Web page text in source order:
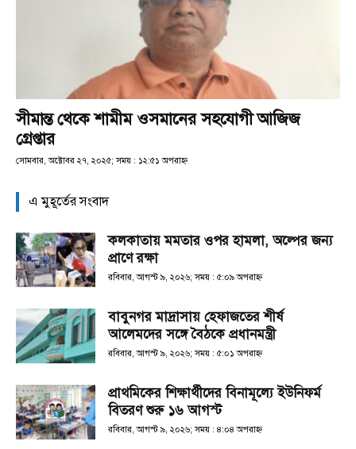
সীমান্ত থেকে শামীম ওসমানের সহযোগী আজিজ
গ্রেপ্তার
সোমবার, অক্টোবর ২৭, ২০২৫; সময় : ১২:৫১ অপরাহ্ণ
এ মুহূর্তের সংবাদ
কলকাতায় মমতার ওপর হামলা, অল্পের জন্য
প্রাণে রক্ষা
রবিবার, আগস্ট ৯, ২০২৬; সময় : ৫:০৯ অপরাহ্ণ
বাবুনগর মাদ্রাসায় হেফাজতের শীর্ষ
আলেমদের সঙ্গে বৈঠকে প্রধানমন্ত্রী
রবিবার, আগস্ট ৯, ২০২৬; সময় : ৫:০১ অপরাহ্ণ
প্রাথমিকের শিক্ষার্থীদের বিনামূল্যে ইউনিফর্ম
বিতরণ শুরু ১৬ আগস্ট
রবিবার, আগস্ট ৯, ২০২৬; সময় : ৪:০৪ অপরাহ্ণ